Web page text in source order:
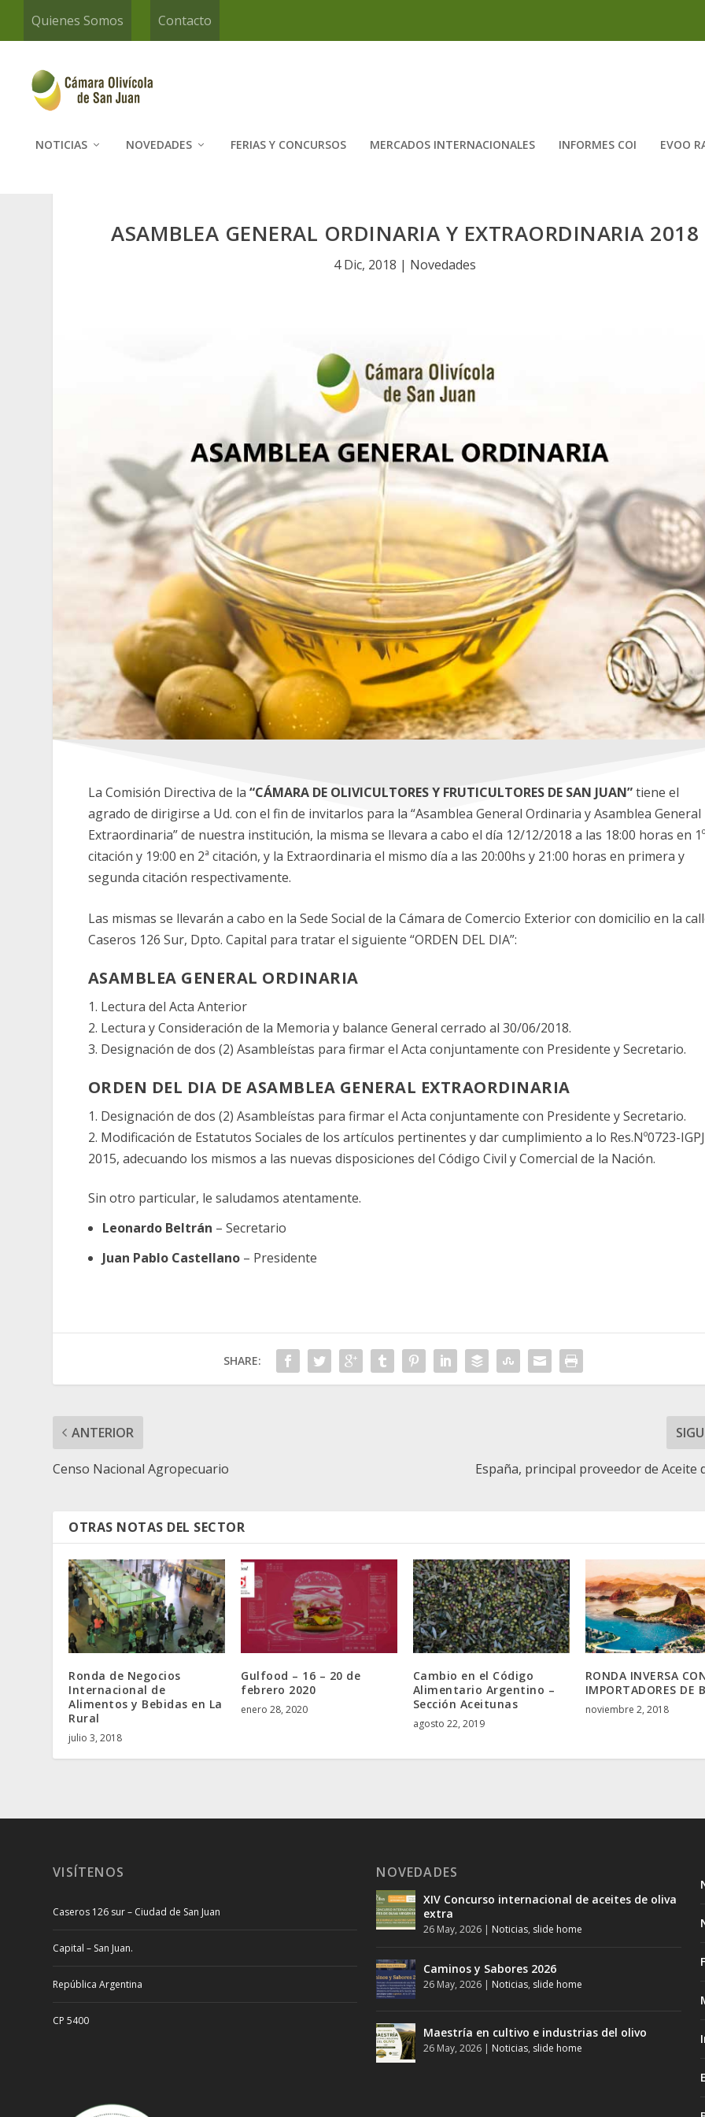
Quienes Somos Contacto
NOTICIAS NOVEDADES FERIAS Y CONCURSOS MERCADOS INTERNACIONALES INFORMES COI EVOO
ASAMBLEA GENERAL ORDINARIA Y EXTRAORDINARIA 2018
4 Dic, 2018 | Novedades
La Comisión Directiva de la “CÁMARA DE OLIVICULTORES Y FRUTICULTORES DE SAN JUAN”tiene el
agrado de dirigirse a Ud. con el fin de invitarlos para la “Asamblea General Ordinaria y Asamblea General
Extraordinaria” de nuestra institución, la misma se llevara a cabo el día 12/12/2018 a las 18:00 horas en 1º
citación y 19:00 en 2ª citación, y la Extraordinaria el mismo día a las 20:00hs y 21:00 horas en primera y
segunda citación respectivamente.
Las mismas se llevarán a cabo en la Sede Social de la Cámara de Comercio Exterior con domicilio en la
Caseros 126 Sur, Dpto. Capital para tratar el siguiente “ORDEN DEL DIA”:
ASAMBLEA GENERAL ORDINARIA
1. Lectura del Acta Anterior
2. Lectura y Consideración de la Memoria y balance General cerrado al 30/06/2018.
3. Designación de dos (2) Asambleístas para firmar el Acta conjuntamente con Presidente y Secretario.
ORDEN DEL DIA DE ASAMBLEA GENERAL EXTRAORDINARIA
1. Designación de dos (2) Asambleístas para firmar el Acta conjuntamente con Presidente y Secretario.
2. Modificación de Estatutos Sociales de los artículos pertinentes y dar cumplimiento a lo Res.Nº0723-
2015, adecuando los mismos a las nuevas disposiciones del Código Civil y Comercial de la Nación.
Sin otro particular, le saludamos atentamente.
Leonardo Beltrán – Secretario
Juan Pablo Castellano – Presidente
SHARE:
ANTERIOR
Censo Nacional Agropecuario España, principal proveedor de Aceite
OTRAS NOTAS DEL SECTOR
Ronda de Negocios
Internacional de
Alimentos y Bebidas en La
Rural
julio 3, 2018
Gulfood – 16 – 20 de
febrero 2020
enero 28, 2020
Cambio en el Código
Alimentario Argentino –
Sección Aceitunas
agosto 22, 2019
RONDA INVERSA
IMPORTADORES DE
noviembre 2, 2018
VISÍTENOS
Caseros 126 sur – Ciudad de San Juan
Capital – San Juan.
República Argentina
CP 5400
NOVEDADES
XIV Concurso internacional de aceites de oliva
extra
26 May, 2026 | Noticias, slide home
Caminos y Sabores 2026
26 May, 2026 | Noticias, slide home
Maestría en cultivo e industrias del olivo
26 May, 2026 | Noticias, slide home